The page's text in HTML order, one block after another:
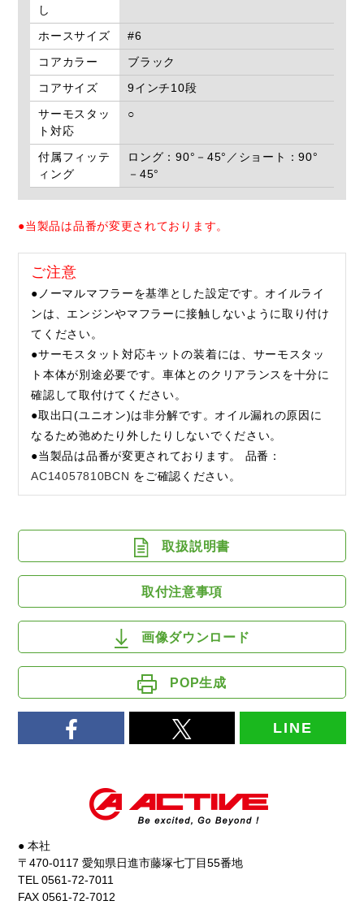
し
ホースサイズ
#6
コアカラー
ブラック
コアサイズ
9インチ10段
サーモスタッ
ト対応
○
付属フィッテ
ィング
ロング：90°－45°／ショート：90°
－45°
●当製品は品番が変更されております。
ご注意
●ノーマルマフラーを基準とした設定です。オイルライ
ンは、エンジンやマフラーに接触しないように取り付け
てください。
●サーモスタット対応キットの装着には、サーモスタッ
ト本体が別途必要です。車体とのクリアランスを十分に
確認して取付けてください。
●取出口(ユニオン)は非分解です。オイル漏れの原因に
なるため弛めたり外したりしないでください。
●当製品は品番が変更されております。 品番：
AC14057810BCN をご確認ください。
取扱説明書
取付注意事項
画像ダウンロード
POP生成
LINE
● 本社
〒470-0117 愛知県日進市藤塚七丁目55番地
TEL 0561-72-7011
FAX 0561-72-7012